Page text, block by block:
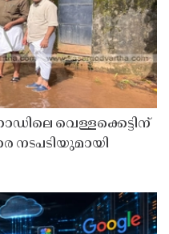
വെള്ളക്കെട്ടിന്
നടപടിയുമായി